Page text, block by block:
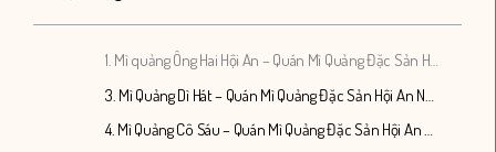
1. Mì quảng Ông Hai Hội An – Quán Mì Quảng Đặc Sản Hội An Ngon – Bổ – Rẻ
3. Mì Quảng Dì Hát – Quán Mì Quảng Đặc Sản Hội An Ngon – Bổ – Rẻ
4. Mì Quảng Cô Sáu – Quán Mì Quảng Đặc Sản Hội An Ngon – Bổ – Rẻ